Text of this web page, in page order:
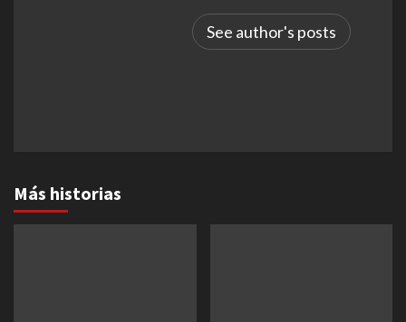
See author's posts
Más historias